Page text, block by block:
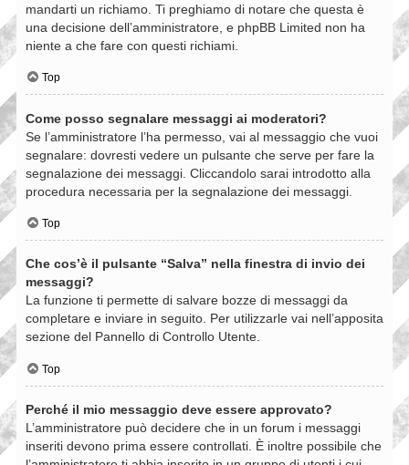
mandarti un richiamo. Ti preghiamo di notare che questa è
una decisione dell’amministratore, e phpBB Limited non ha
niente a che fare con questi richiami.
Top
Come posso segnalare messaggi ai moderatori?
Se l’amministratore l’ha permesso, vai al messaggio che vuoi
segnalare: dovresti vedere un pulsante che serve per fare la
segnalazione dei messaggi. Cliccandolo sarai introdotto alla
procedura necessaria per la segnalazione dei messaggi.
Top
Che cos’è il pulsante “Salva” nella finestra di invio dei
messaggi?
La funzione ti permette di salvare bozze di messaggi da
completare e inviare in seguito. Per utilizzarle vai nell’apposita
sezione del Pannello di Controllo Utente.
Top
Perché il mio messaggio deve essere approvato?
L’amministratore può decidere che in un forum i messaggi
inseriti devono prima essere controllati. È inoltre possibile che